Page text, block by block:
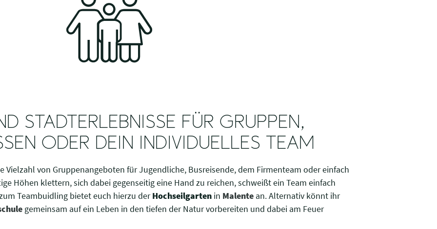
STADTERLEBNISSE FÜR GRUPPEN,
ODER DEIN INDIVIDUELLES TEAM
Vielzahl von Gruppenangeboten für Jugendliche, Busreisende, dem Firmenteam oder einfach
Höhen klettern, sich dabei gegenseitig eine Hand zu reichen, schweißt ein Team einfach
Teambuidling bietet euch hierzu derHochseilgarten in Malente an. Alternativ könnt ihr
gemeinsam auf ein Leben in den tiefen der Natur vorbereiten und dabei am Feuer